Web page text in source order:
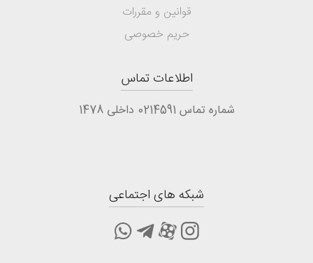
قوانین و مقررات
حریم خصوصی
اطلاعات تماس
شماره تماس 0214591 داخلی 1478
شبکه های اجتماعی